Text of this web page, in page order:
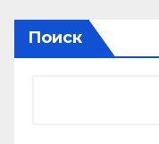
Поиск